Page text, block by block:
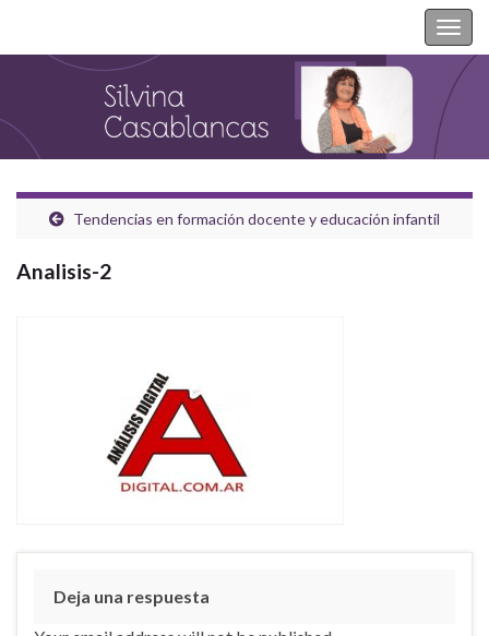
Tendencias en formación docente y educación infantil
Analisis-2
Deja una respuesta